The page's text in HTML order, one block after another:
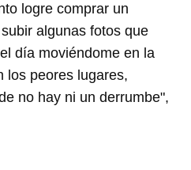
logre comprar un
algunas fotos que
día moviéndome en la
los peores lugares,
no hay ni un derrumbe",